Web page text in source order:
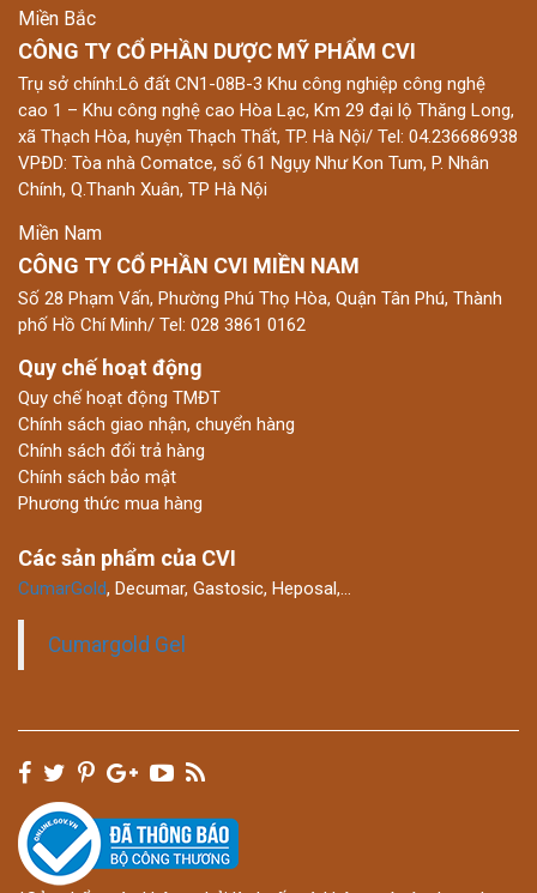
Miền Bắc
CÔNG TY CỔ PHẦN DƯỢC MỸ PHẨM CVI
Trụ sở chính:Lô đất CN1-08B-3 Khu công nghiệp công nghệ
cao 1 – Khu công nghệ cao Hòa Lạc, Km 29 đại lộ Thăng Long,
xã Thạch Hòa, huyện Thạch Thất, TP. Hà Nội/ Tel: 04.236686938
VPĐD: Tòa nhà Comatce, số 61 Ngụy Như Kon Tum, P. Nhân
Chính, Q.Thanh Xuân, TP Hà Nội
Miền Nam
CÔNG TY CỔ PHẦN CVI MIỀN NAM
Số 28 Phạm Vấn, Phường Phú Thọ Hòa, Quận Tân Phú, Thành
phố Hồ Chí Minh/ Tel: 028 3861 0162
Quy chế hoạt động
Quy chế hoạt động TMĐT
Chính sách giao nhận, chuyển hàng
Chính sách đổi trả hàng
Chính sách bảo mật
Phương thức mua hàng
Các sản phẩm của CVI
CumarGold, Decumar, Gastosic, Heposal,…
Cumargold Gel